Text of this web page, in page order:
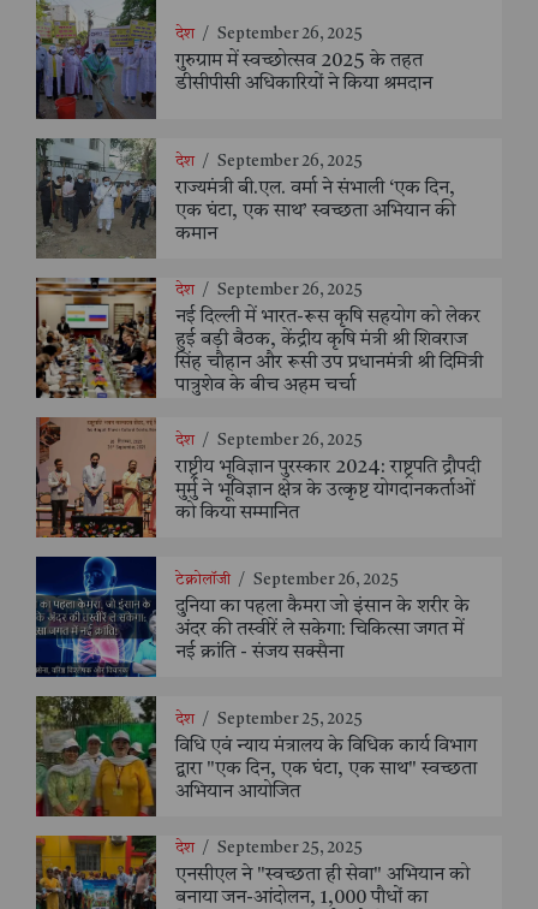
देश / September 26, 2025
गुरुग्राम में स्वच्छोत्सव 2025 के तहत
डीसीपीसी अधिकारियों ने किया श्रमदान
देश / September 26, 2025
राज्यमंत्री बी.एल. वर्मा ने संभाली ‘एक दिन,
एक घंटा, एक साथ’ स्वच्छता अभियान की
कमान
देश / September 26, 2025
नई दिल्ली में भारत-रूस कृषि सहयोग को लेकर
हुई बड़ी बैठक, केंद्रीय कृषि मंत्री श्री शिवराज
सिंह चौहान और रूसी उप प्रधानमंत्री श्री दिमित्री
पात्रुशेव के बीच अहम चर्चा
देश / September 26, 2025
राष्ट्रीय भूविज्ञान पुरस्कार 2024: राष्ट्रपति द्रौपदी
मुर्मु ने भूविज्ञान क्षेत्र के उत्कृष्ट योगदानकर्ताओं
को किया सम्मानित
टेक्नोलॉजी / September 26, 2025
दुनिया का पहला कैमरा जो इंसान के शरीर के
अंदर की तस्वीरें ले सकेगा: चिकित्सा जगत में
नई क्रांति - संजय सक्सैना
देश / September 25, 2025
विधि एवं न्याय मंत्रालय के विधिक कार्य विभाग
द्वारा "एक दिन, एक घंटा, एक साथ" स्वच्छता
अभियान आयोजित
देश / September 25, 2025
एनसीएल ने "स्वच्छता ही सेवा" अभियान को
बनाया जन-आंदोलन, 1,000 पौधों का